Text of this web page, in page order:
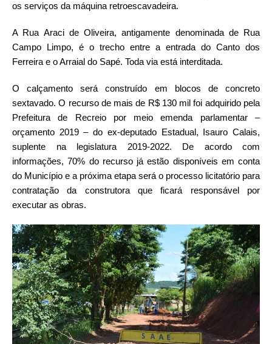
os serviços da máquina retroescavadeira.
A Rua Araci de Oliveira, antigamente denominada de Rua
Campo Limpo, é o trecho entre a entrada do Canto dos
Ferreira e o Arraial do Sapé. Toda via está interditada.
O calçamento será construído em blocos de concreto
sextavado. O recurso de mais de R$ 130 mil foi adquirido pela
Prefeitura de Recreio por meio emenda parlamentar –
orçamento 2019 – do ex-deputado Estadual, Isauro Calais,
suplente na legislatura 2019-2022. De acordo com
informações, 70% do recurso já estão disponíveis em conta
do Município e a próxima etapa será o processo licitatório para
contratação da construtora que ficará responsável por
executar as obras.